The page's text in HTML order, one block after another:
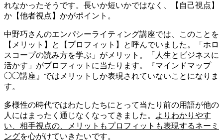
れなかったそうです。長いか短いかではなく、【自己視点】
か【他者視点】かがポイント。
中野巧さんのエンパシーライティング講座では、このことを
【メリット】と【プロフィット】と呼んでいました。「ホロ
スコープの読み方を学ぶ」がメリット。「人生とビジネスに
活かす」がプロフィットに当たります。『マインドマップ
◯◯講座』ではメリットしか表現されていないことになりま
す。
多様性の時代ではわたしたちにとって当たり前の用語が他の
人にはまったく通じなくなってきました。
よりわかりやす
い、相手視点の、メリットもプロフィットも表現するネーミ
ングを心がけていきたいです。